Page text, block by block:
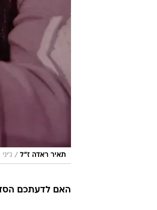
תאיר ראדה ז"ל / ג'יני
האם לדעתכם